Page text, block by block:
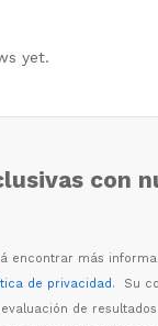
yet.
con
á encontrar más
de privacidad. Su
ón de